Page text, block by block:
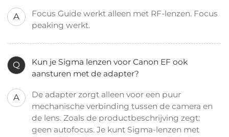
A
Focus Guide werkt alleen met RF-lenzen. Focus
peaking werkt.
Q
Kun je Sigma lenzen voor Canon EF ook
aansturen met de adapter?
A
De adapter zorgt alleen voor een puur
mechanische verbinding tussen de camera en
de lens. Zoals de productbeschrijving zegt:
geen autofocus. Je kunt Sigma-lenzen met